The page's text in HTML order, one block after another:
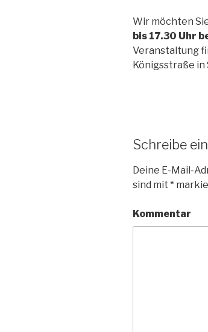
Wir möchten
bis 17.30 Uhr
Veranstaltung
Königsstraße
Schreibe
Deine E-Mail-
sind mit *
Kommentar